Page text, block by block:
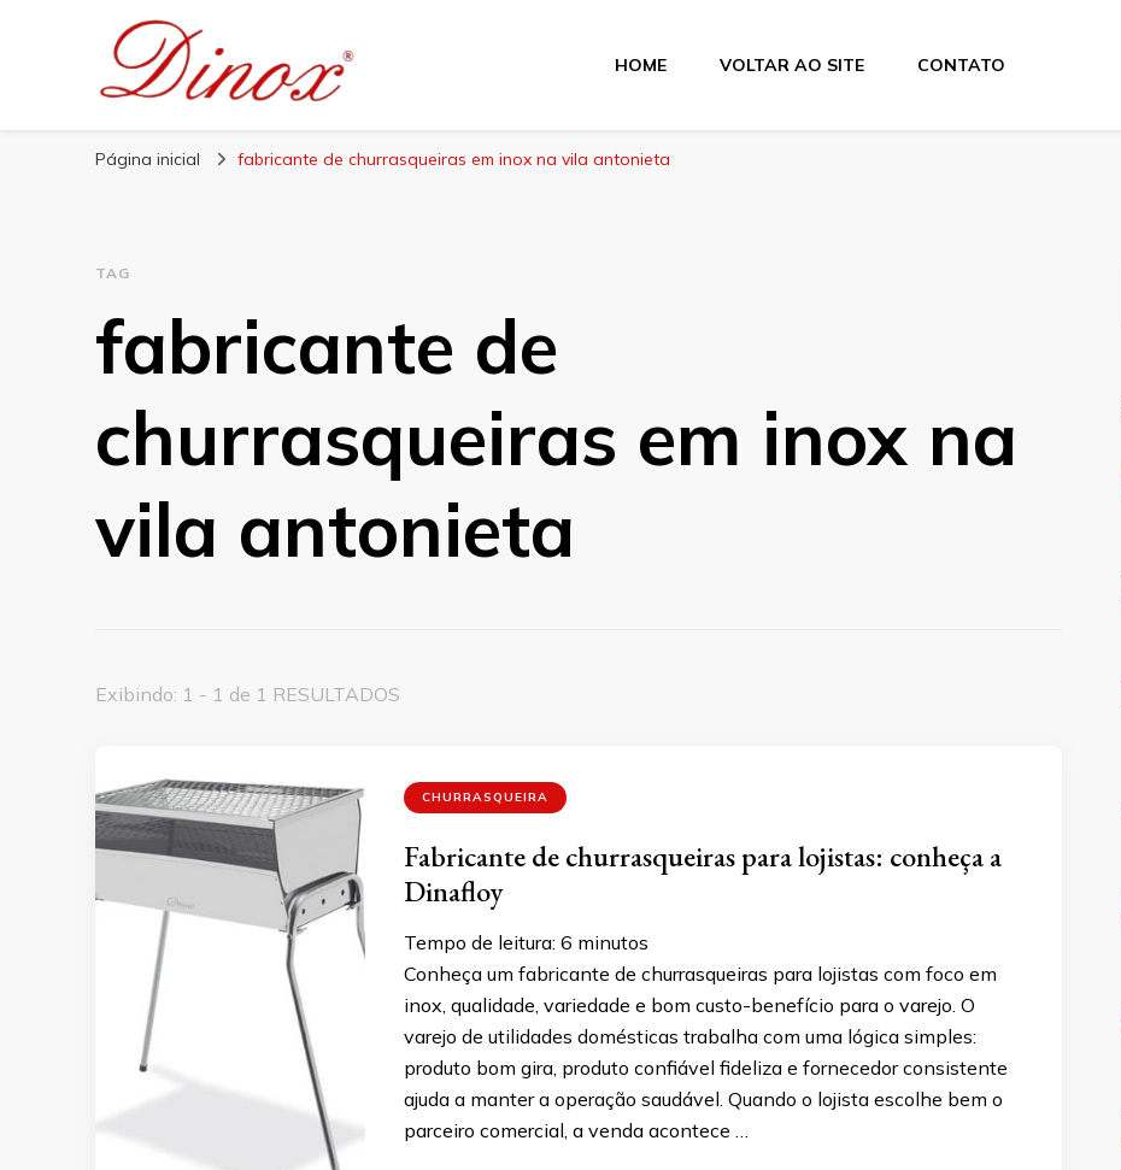
Blog Dinox
HOME VOLTAR AO SITE CONTATO
Página inicial fabricante de churrasqueiras em inox na vila antonieta
TAG
fabricante de
churrasqueiras em inox na
vila antonieta
Exibindo: 1 - 1 de 1 RESULTADOS
CHURRASQUEIRA
Fabricante de churrasqueiras para lojistas: conheça a
Dinafloy
Tempo de leitura: 6 minutos
Conheça um fabricante de churrasqueiras para lojistas com foco em
inox, qualidade, variedade e bom custo-benefício para o varejo. O
varejo de utilidades domésticas trabalha com uma lógica simples:
produto bom gira, produto confiável fideliza e fornecedor consistente
ajuda a manter a operação saudável. Quando o lojista escolhe bem o
parceiro comercial, a venda acontece …